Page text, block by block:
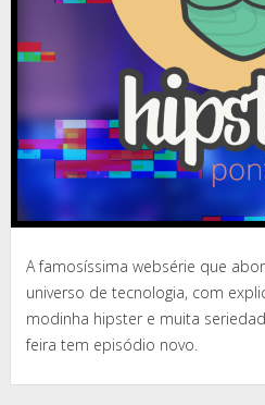
A famosíssima websérie que
universo de tecnologia, com
modinha hipster e muita
feira tem episódio novo.